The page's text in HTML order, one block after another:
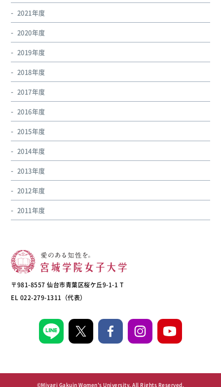
2021年度
2020年度
2019年度
2018年度
2017年度
2016年度
2015年度
2014年度
2013年度
2012年度
2011年度
〒981-8557 仙台市青葉区桜ケ丘9-1-1 T
EL 022-279-1311（代表）
©Miyagi Gakuin Women's University, All Rights Reserved.